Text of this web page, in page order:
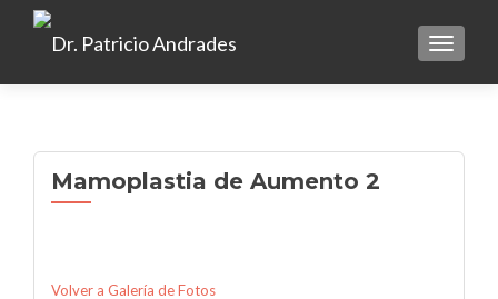
Mamoplastia de Aumento 2
Volver a Galería de Fotos